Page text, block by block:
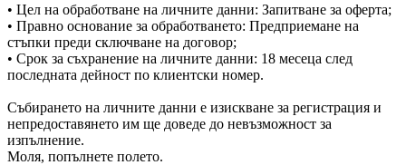
• Цел на обработване на личните данни: Запитване за оферта;
• Правно основание за обработването: Предприемане на
стъпки преди сключване на договор;
• Срок за съхранение на личните данни: 18 месеца след
последната дейност по клиентски номер.
Събирането на личните данни е изискване за регистрация и
непредоставянето им ще доведе до невъзможност за
изпълнение.
Моля, попълнете полето.